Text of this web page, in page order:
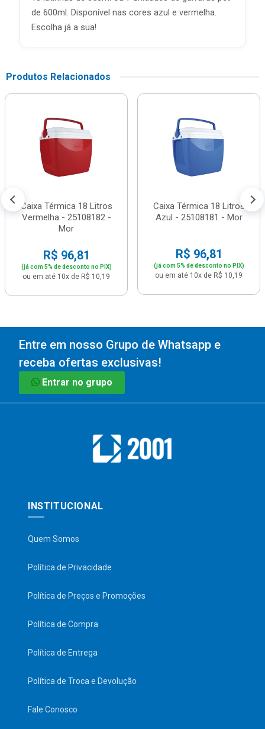
de 600ml. Disponível nas cores azul e vermelha.
Escolha já a sua!
Produtos Relacionados
Caixa Térmica 18 Litros
Vermelha - 25108182 -
Mor
R$ 96,81
(já com 5% de desconto no PIX)
ou em até 10x de R$ 10,19
Caixa Térmica 18 Litros
Azul - 25108181 - Mor
R$ 96,81
(já com 5% de desconto no PIX)
ou em até 10x de R$ 10,19
Entre em nosso Grupo de Whatsapp e
receba ofertas exclusivas!
Entrar no grupo
INSTITUCIONAL
Quem Somos
Política de Privacidade
Política de Preços e Promoções
Política de Compra
Política de Entrega
Política de Troca e Devolução
Fale Conosco